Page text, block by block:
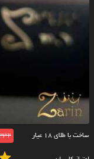
ساخت با طلای ۱۸ عیار